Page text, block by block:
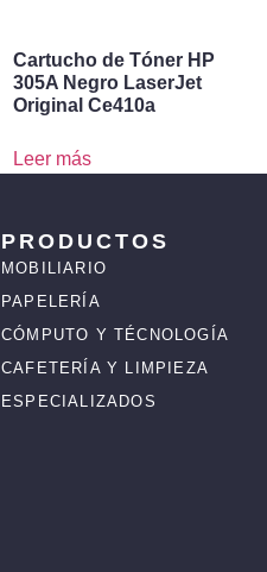
Cartucho de Tóner HP
305A Negro LaserJet
Original Ce410a
Leer más
PRODUCTOS
MOBILIARIO
PAPELERÍA
CÓMPUTO Y TÉCNOLOGÍA
CAFETERÍA Y LIMPIEZA
ESPECIALIZADOS